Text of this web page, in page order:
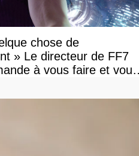
chose de
» Le directeur de FF7
à vous faire et vous